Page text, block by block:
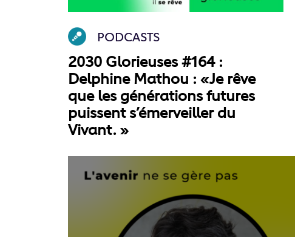
PODCASTS
2030 Glorieuses #164 :
Delphine Mathou : «Je rêve
que les générations futures
puissent s’émerveiller du
Vivant. »